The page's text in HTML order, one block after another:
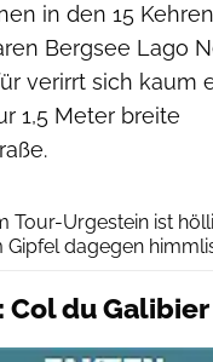
in den 15
Bergsee Lago
verirrt sich kaum
1,5 Meter breite
Tour-Urgestein ist
dagegen
Col du Galibier